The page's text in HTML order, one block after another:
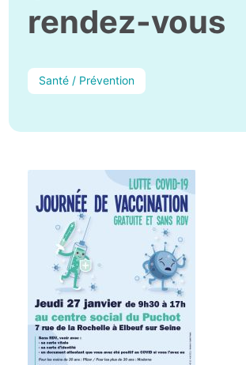
rendez-vous
Santé / Prévention